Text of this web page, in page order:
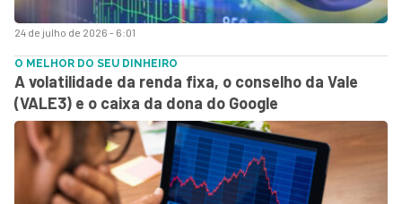
24 de julho de 2026 - 6:01
O MELHOR DO SEU DINHEIRO
A volatilidade da renda fixa, o conselho da Vale
(VALE3) e o caixa da dona do Google